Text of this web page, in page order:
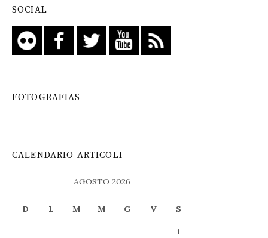
SOCIAL
FOTOGRAFIAS
CALENDARIO ARTICOLI
AGOSTO 2026
D L M M G V S
1